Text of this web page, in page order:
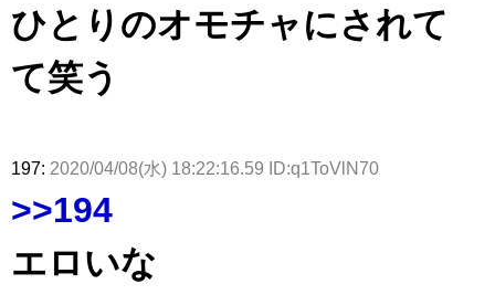
ひとりのオモチャにされて
て笑う
197: 2020/04/08(水) 18:22:16.59 ID:q1ToVlN70
>>194
エロいな